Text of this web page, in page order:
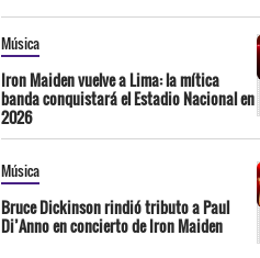
Música
Iron Maiden vuelve a Lima: la mítica
banda conquistará el Estadio Nacional en
2026
Música
Bruce Dickinson rindió tributo a Paul
Di’Anno en concierto de Iron Maiden